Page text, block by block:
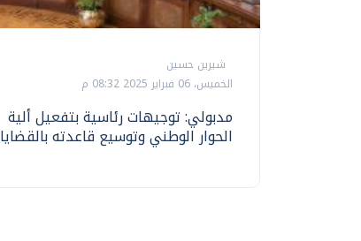
شيرين حسين
الخميس، 06 فبراير 2025 08:32 م
مدبولي: توجيهات رئاسية بتفعيل ألية
الحوار الوطني وتوسيع قاعدته بالقضايا